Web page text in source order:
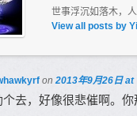
世事浮沉如落木，人
View all posts by
on 2013年9月26日 at
个去，好像很悲催啊。